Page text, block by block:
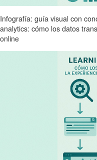
Infografía: guía visual con
analytics: cómo los datos
online